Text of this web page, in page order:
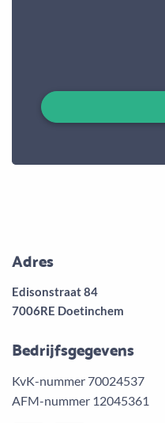
Adres
Edisonstraat 84
7006RE Doetinchem
Bedrijfsgegevens
KvK-nummer 70024537
AFM-nummer 12045361